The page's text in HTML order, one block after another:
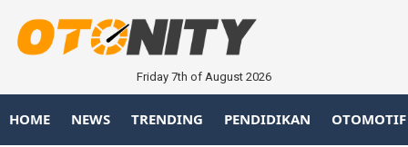
Friday 7th of August 2026
HOME NEWS TRENDING PENDIDIKAN OTOMOTIF